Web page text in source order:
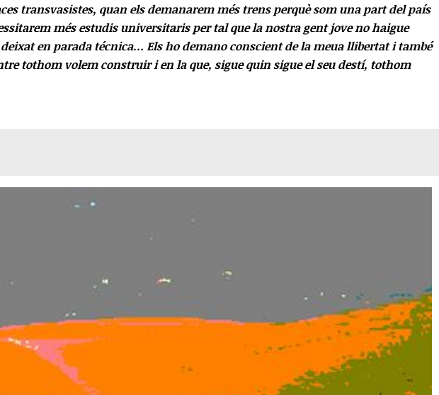
transvasistes, quan els demanarem més trens perquè som una part del país
més estudis universitaris per tal que la nostra gent jove no haigue
en parada técnica… Els ho demano conscient de la meua llibertat i també
tothom volem construir i en la que, sigue quin sigue el seu destí, tothom